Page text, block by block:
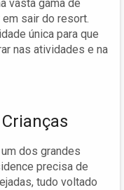
vasta gama de
sair do resort.
única para que
nas atividades e na
dos grandes
precisa de
tudo voltado